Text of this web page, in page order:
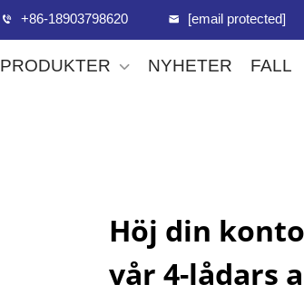
+86-18903798620 [email protected]
PRODUKTER NYHETER FALL
Höj din
vår 4-lådars